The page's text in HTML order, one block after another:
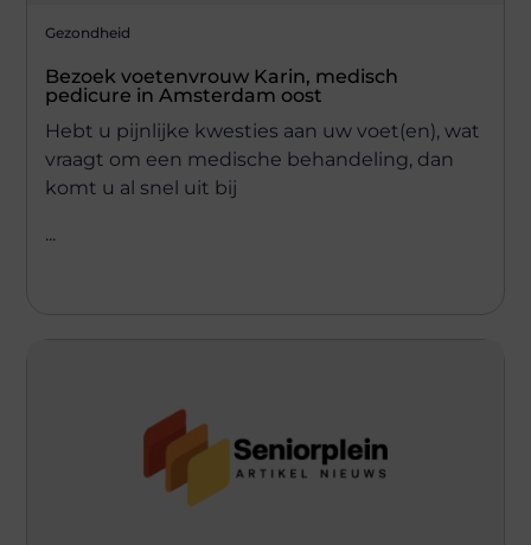
Gezondheid
Bezoek voetenvrouw Karin, medisch
pedicure in Amsterdam oost
Hebt u pijnlijke kwesties aan uw voet(en), wat
vraagt om een medische behandeling, dan
komt u al snel uit bij
...